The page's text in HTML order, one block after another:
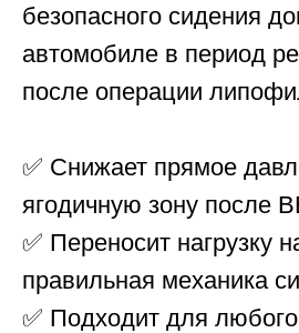
безопасного сидения
автомобиле в период
после операции
✅ Снижает прямое
ягодичную зону после
✅ Переносит нагрузку
правильная механика
✅ Подходит для